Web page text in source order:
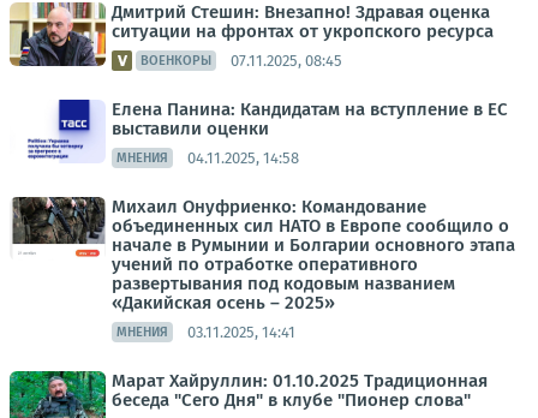
Дмитрий Стешин: Внезапно! Здравая оценка
ситуации на фронтах от укропского ресурса
ВОЕНКОРЫ 07.11.2025, 08:45
Елена Панина: Кандидатам на вступление в ЕС
выставили оценки
МНЕНИЯ 04.11.2025, 14:58
Михаил Онуфриенко: Командование
объединенных сил НАТО в Европе сообщило о
начале в Румынии и Болгарии основного этапа
учений по отработке оперативного
развертывания под кодовым названием
«Дакийская осень – 2025»
МНЕНИЯ 03.11.2025, 14:41
Марат Хайруллин: 01.10.2025 Традиционная
беседа "Сего Дня" в клубе "Пионер слова"